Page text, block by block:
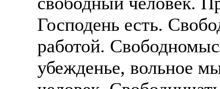
Господень есть.
работой.
убежденье, вольное